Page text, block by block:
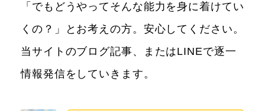
「でもどうやってそんな能力を身に着けてい
くの？」とお考えの方。安心してください。
当サイトのブログ記事、またはLINEで逐一
情報発信をしていきます。